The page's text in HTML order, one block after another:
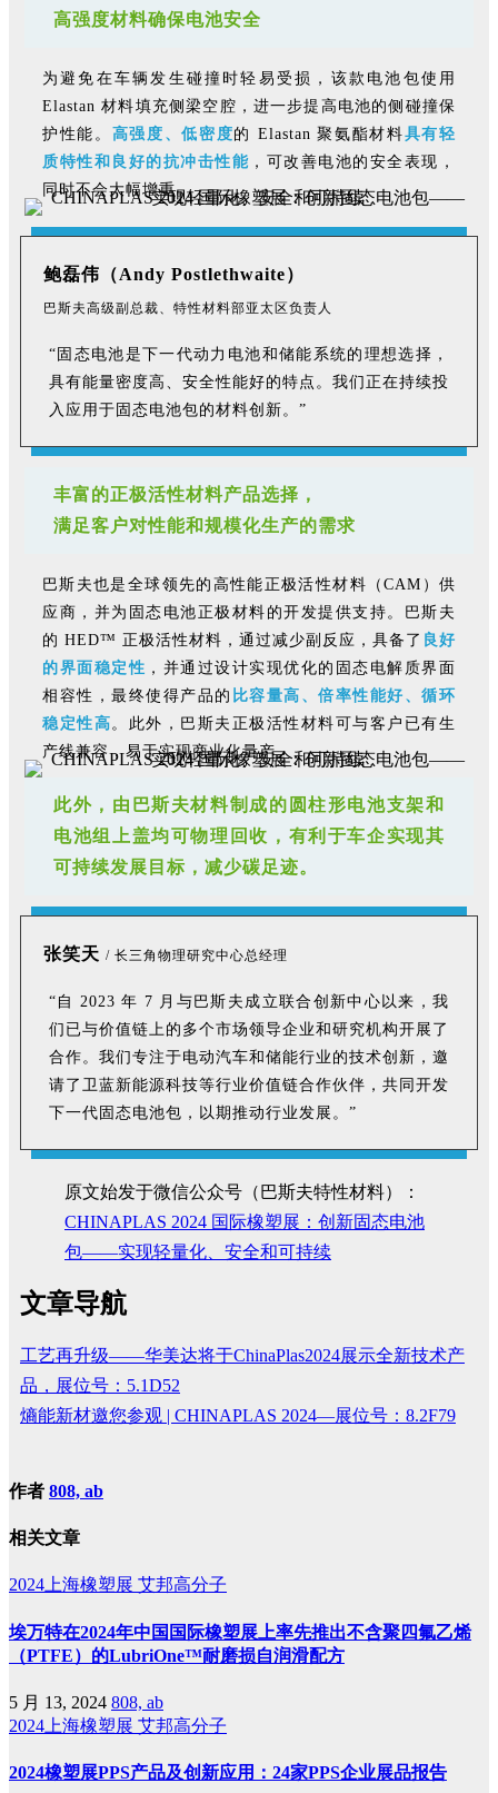
高强度材料确保电池安全
为避免在车辆发生碰撞时轻易受损，该款电池包使用
Elastan 材料填充侧梁空腔，进一步提高电池的侧碰撞保
护性能 。 高强度、低密度的 Elastan 聚氨酯材料具有轻
质特性和良好的抗冲击性能 ，可改善电池的安全表现，
同时不会大幅增重。
鲍磊伟（Andy Postlethwaite）
巴斯夫高级副总裁、特性材料部亚太区负责人
“固态电池是下一代动力电池和储能系统的理想选择，
具有能量密度高、安全性能好的特点。我们正在持续投
入应用于固态电池包的材料创新。”
丰富的正极活性材料产品选择，
满足客户对性能和规模化生产的需求
巴斯夫也是全球领先的高性能正极活性材料（CAM）供
应商，并为固态电池正极材料的开发提供支持。巴斯夫
的 HED™ 正极活性材料，通过减少副反应，具备了 良好
的界面稳定性 ，并通过设计实现优化的固态电解质界面
相容性，最终使得产品的 比容量高、倍率性能好、循环
稳定性高 。此外，巴斯夫正极活性材料可与客户已有生
产线兼容，易于实现商业化量产。
此外，由巴斯夫材料制成的圆柱形电池支架和
电池组上盖均可物理回收，有利于车企实现其
可持续发展目标，减少碳足迹。
张笑天 / 长三角物理研究中心总经理
“自 2023 年 7 月与巴斯夫成立联合创新中心以来，我
们已与价值链上的多个市场领导企业和研究机构开展了
合作。我们专注于电动汽车和储能行业的技术创新，邀
请了卫蓝新能源科技等行业价值链合作伙伴，共同开发
下一代固态电池包，以期推动行业发展。”
原文始发于微信公众号（巴斯夫特性材料）：
CHINAPLAS 2024 国际橡塑展：创新固态电池
包——实现轻量化、安全和可持续
文章导航
工艺再升级——华美达将于ChinaPlas2024展示全新技术产
品，展位号：5.1D52
熵能新材邀您参观 | CHINAPLAS 2024—展位号：8.2F79
作者 808, ab
相关文章
2024上海橡塑展 艾邦高分子
埃万特在2024年中国国际橡塑展上率先推出不含聚四氟乙烯
（PTFE）的LubriOne™耐磨损自润滑配方
5 月 13, 2024 808, ab
2024上海橡塑展 艾邦高分子
2024橡塑展PPS产品及创新应用：24家PPS企业展品报告